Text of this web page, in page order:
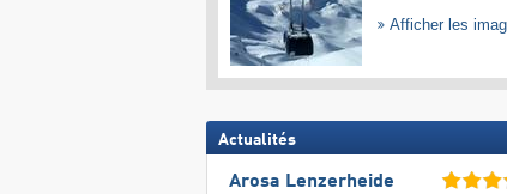
Afficher les
Actualités
Arosa Lenzerheide